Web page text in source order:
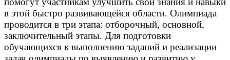
в этой быстро развивающейся области. Олимпиада
проводится в три этапа: отборочный, основной,
заключительный этапы. Для подготовки
обучающихся к выполнению заданий и реализации